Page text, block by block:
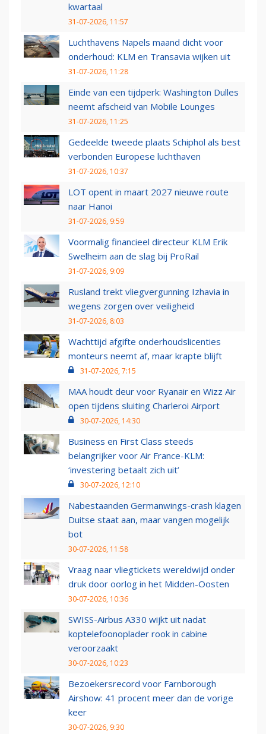
kwartaal
31-07-2026, 11:57
Luchthavens Napels maand dicht voor
onderhoud: KLM en Transavia wijken uit
31-07-2026, 11:28
Einde van een tijdperk: Washington Dulles
neemt afscheid van Mobile Lounges
31-07-2026, 11:25
Gedeelde tweede plaats Schiphol als best
verbonden Europese luchthaven
31-07-2026, 10:37
LOT opent in maart 2027 nieuwe route
naar Hanoi
31-07-2026, 9:59
Voormalig financieel directeur KLM Erik
Swelheim aan de slag bij ProRail
31-07-2026, 9:09
Rusland trekt vliegvergunning Izhavia in
wegens zorgen over veiligheid
31-07-2026, 8:03
Wachttijd afgifte onderhoudslicenties
monteurs neemt af, maar krapte blijft
31-07-2026, 7:15
MAA houdt deur voor Ryanair en Wizz Air
open tijdens sluiting Charleroi Airport
30-07-2026, 14:30
Business en First Class steeds
belangrijker voor Air France-KLM:
‘investering betaalt zich uit’
30-07-2026, 12:10
Nabestaanden Germanwings-crash klagen
Duitse staat aan, maar vangen mogelijk
bot
30-07-2026, 11:58
Vraag naar vliegtickets wereldwijd onder
druk door oorlog in het Midden-Oosten
30-07-2026, 10:36
SWISS-Airbus A330 wijkt uit nadat
koptelefoonoplader rook in cabine
veroorzaakt
30-07-2026, 10:23
Bezoekersrecord voor Farnborough
Airshow: 41 procent meer dan de vorige
keer
30-07-2026, 9:30